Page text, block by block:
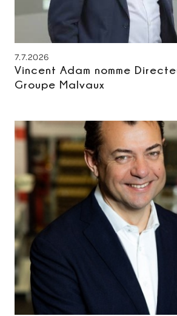
7.7.2026
Vincent Adam nomme
Groupe Malvaux